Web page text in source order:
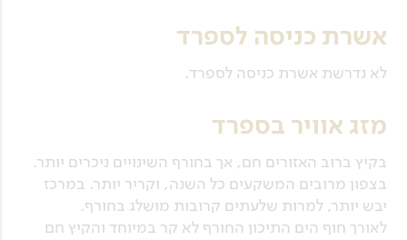
אשרת כניסה לספרד
לא נדרשת אשרת כניסה לספרד.
מזג אוויר בספרד
בקיץ ברוב האזורים חם, אך בחורף השינויים ניכרים יותר.
בצפון מרובים המשקעים כל השנה, וקריר יותר. במרכז
יבש יותר, למרות שלעתים קרובות מושלג בחורף.
לאורך חוף הים התיכון החורף לא קר במיוחד והקיץ חם